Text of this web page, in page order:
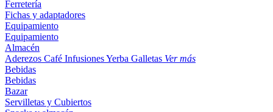
Ferretería
Fichas y adaptadores
Equipamiento
Equipamiento
Almacén
Aderezos Café InfusionesYerba Galletas Ver más
Bebidas
Bebidas
Bazar
Servilletas y Cubiertos